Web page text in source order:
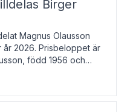
Birger
Magnus Olausson
år 2026. Prisbeloppet är
född 1956 och
museiman och
vid Uppsala un